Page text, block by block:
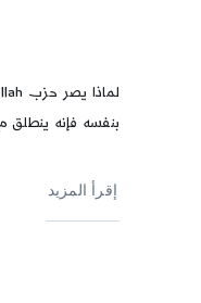
بنفسه فإنه ينطلق
إقرأ المزيد